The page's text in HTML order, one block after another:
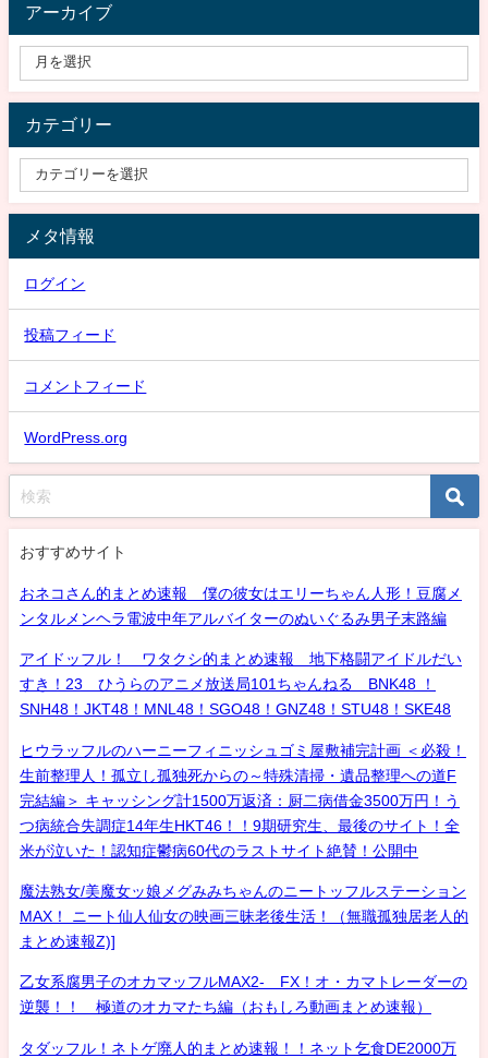
アーカイブ
カテゴリー
メタ情報
ログイン
投稿フィード
コメントフィード
WordPress.org
おすすめサイト
おネコさん的まとめ速報 僕の彼女はエリーちゃん人形！豆腐メ
ンタルメンヘラ電波中年アルバイターのぬいぐるみ男子末路編
アイドッフル！ ワタクシ的まとめ速報 地下格闘アイドルだい
すき！23 ひうらのアニメ放送局101ちゃんねる BNK48 ！
SNH48！JKT48！MNL48！SGO48！GNZ48！STU48！SKE48
ヒウラッフルのハーニーフィニッシュゴミ屋敷補完計画 ＜必殺！
生前整理人！孤立し孤独死からの～特殊清掃・遺品整理への道F
完結編＞ キャッシング計1500万返済：厨二病借金3500万円！う
つ病統合失調症14年生HKT46！！9期研究生、最後のサイト！全
米が泣いた！認知症鬱病60代のラストサイト絶賛！公開中
魔法熟女/美魔女ッ娘メグみみちゃんのニートッフルステーション
MAX！ ニート仙人仙女の映画三昧老後生活！（無職孤独居老人的
まとめ速報Z)]
乙女系腐男子のオカマッフルMAX2- FX！オ・カマトレーダーの
逆襲！！ 極道のオカマたち編（おもしろ動画まとめ速報）
タダッフル！ネトゲ廃人的まとめ速報！！ネット乞食DE2000万